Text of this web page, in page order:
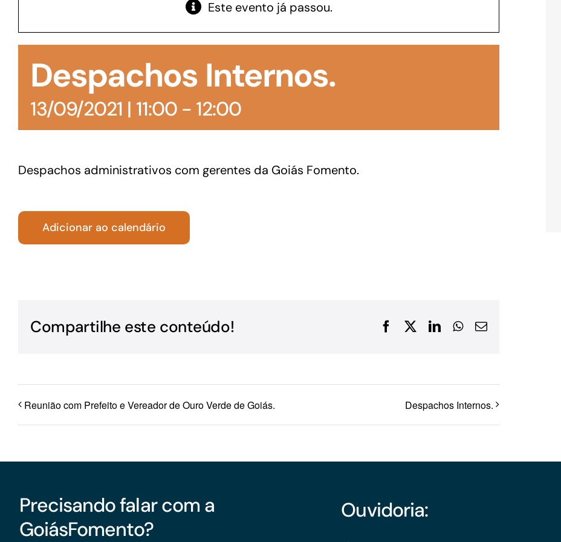
manutenção de estoques e despesas operacionais
Este evento já passou.
Despachos Internos.
13/09/2021 | 11:00- 12:00
Despachos administrativos com gerentes da Goiás Fomento.
Adicionar ao calendário
Compartilhe este conteúdo! FacebookLinkedInWhatsApp
E-
Reunião com Prefeito e Vereador de Ouro Verde de Goiás. Despachos Internos.
Precisando falar com a
GoiásFomento?
Ouvidoria: